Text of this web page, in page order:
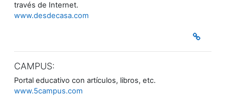
través de Internet.
www.desdecasa.com
CAMPUS:
Portal educativo con artículos, libros, etc.
www.5campus.com